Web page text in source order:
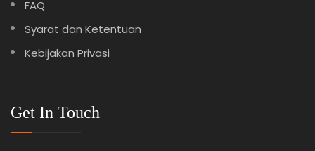
FAQ
Syarat dan Ketentuan
Kebijakan Privasi
Get In Touch